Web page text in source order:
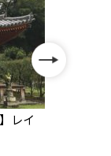
レイ